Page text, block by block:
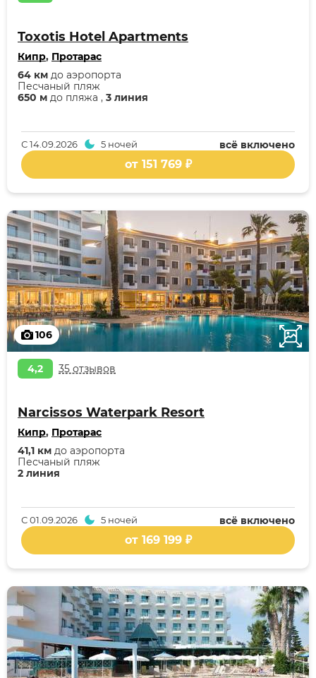
Toxotis Hotel Apartments
Кипр, Протарас
650 м до пляжа , 3 линия
Песчаный пляж
64 км до аэропорта
всё включено
С14.09.2026 5 ночей
от 151 769 ₽
106
4,2 35 отзывов
Narcissos Waterpark Resort
Кипр, Протарас
2 линия
Песчаный пляж
41,1 км до аэропорта
всё включено
С01.09.2026 5 ночей
от 169 199 ₽